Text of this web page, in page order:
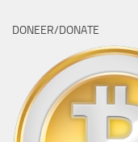
DONEER/DONATE